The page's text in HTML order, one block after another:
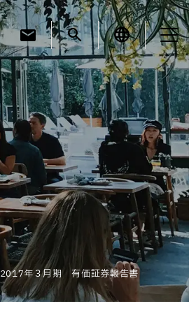
mail search language
2017年３月期 有価証券報告書